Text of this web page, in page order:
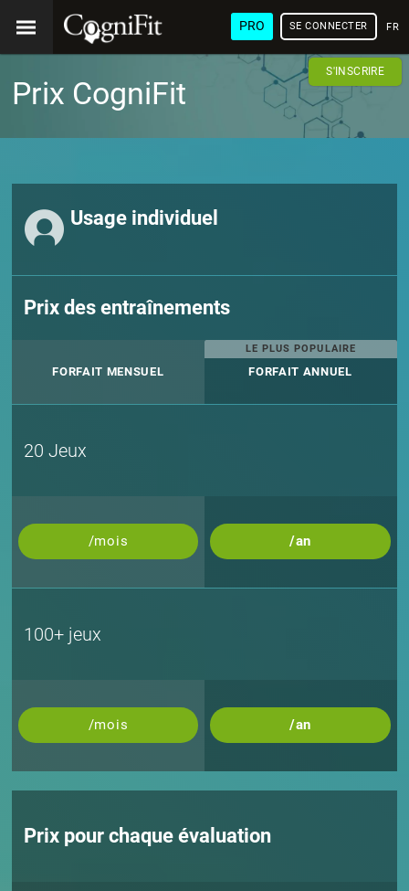
PRO SE CONNECTER
S'INSCRIRE
Prix CogniFit
Usage individuel
Prix des entraînements
FORFAIT MENSUEL
LE PLUS POPULAIRE
FORFAIT ANNUEL
20 Jeux
/mois /an
100+ jeux
/mois /an
Prix pour chaque évaluation